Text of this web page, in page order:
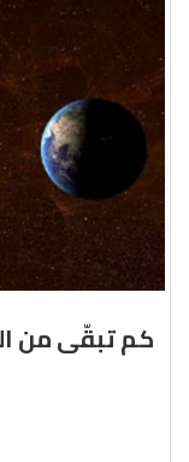
كم تبقّى من